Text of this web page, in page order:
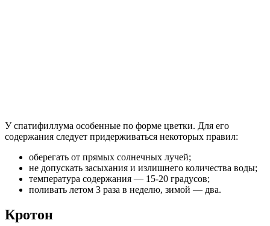
У спатифиллума особенные по форме цветки. Для его
содержания следует придерживаться некоторых правил:
оберегать от прямых солнечных лучей;
не допускать засыхания и излишнего количества воды;
температура содержания — 15-20 градусов;
поливать летом 3 раза в неделю, зимой — два.
Кротон